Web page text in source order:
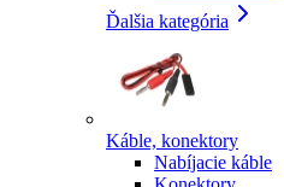
Ďalšia kategória
Káble, konektory
Nabíjacie káble